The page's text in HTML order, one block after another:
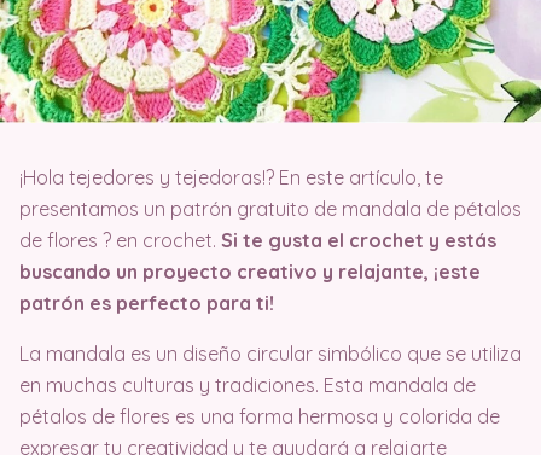
¡Hola tejedores y tejedoras!? En este artículo, te
presentamos un patrón gratuito de mandala de pétalos
de flores ? en crochet. Si te gusta el crochet y estás
buscando un proyecto creativo y relajante, ¡este
patrón es perfecto para ti!
La mandala es un diseño circular simbólico que se utiliza
en muchas culturas y tradiciones. Esta mandala de
pétalos de flores es una forma hermosa y colorida de
expresar tu creatividad y te ayudará a relajarte